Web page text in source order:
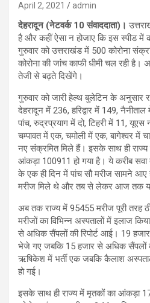
April 2, 2021 admin
देहरादून (नेटवर्क 10 संवाददाता)।
है और कहीं ऐसा न होजाए कि इस स्पीड में
गुरुवार को उत्तराखंड में 500 कोरोना
कोरोना की जांच काफी धीमी चल रही
तेजी से बढ़ते दिखेंगे।
गुरुवार को जारी हेल्थ बुलेटिन के अनुसार
देहरादून में 236, हरिद्वार में 149, नैनीताल
पांच, रुद्रप्रयाग में दो, टिहरी में 11,
चम्पावत में एक, चमोली में एक, बागेश्वर में
नए संक्रमित मिले हैं। इसके साथ ही राज्य
आंकड़ा 100911 हो गया है। ये करीब सवा
के एक ही दिन में पांच सौ मरीज सामने आए
मरीज मिले थे और तब से लेकर आज तक
अब तक राज्य में 95455 मरीज पूरी तरह
मरीजों का विभिन्न अस्पतालों में इलाज
से अधिक सैंपलों की रिपोर्ट आई। 19
भेजे गए जबकि 15 हजार से अधिक सैंपलों
ऋषिकेश में भर्ती एक जबकि कैलाश
हो गई।
इसके साथ ही राज्य में मृतकों का आंकड़ा